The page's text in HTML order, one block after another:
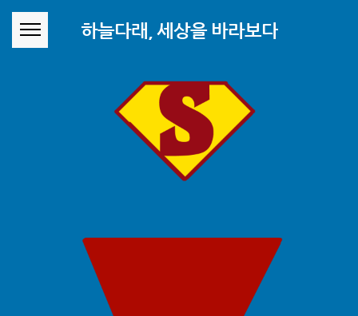
하늘다래, 세상을 바라보다